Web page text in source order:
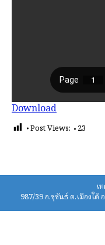
Download
Post Views: 23
เ
987/39 ถ.ขุขันธ์ ต.เมืองใต้